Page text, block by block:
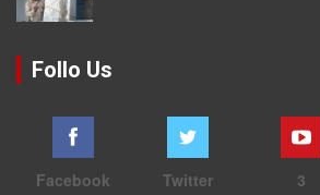
Follo Us
Facebook Twitter 3